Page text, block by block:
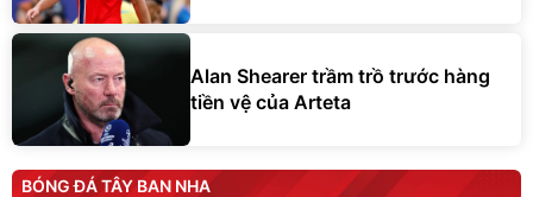
Alan Shearer trầm trồ trước hàng
tiền vệ của Arteta
BÓNG ĐÁ TÂY BAN NHA